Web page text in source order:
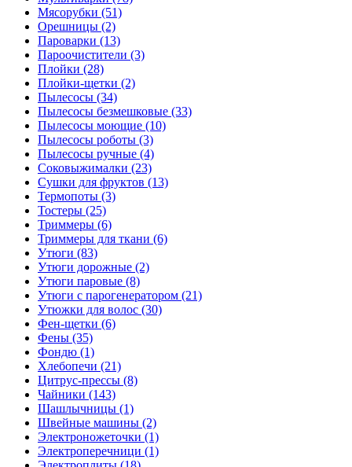
Мясорубки (51)
Орешницы (2)
Пароварки (13)
Пароочистители (3)
Плойки (28)
Плойки-щетки (2)
Пылесосы (34)
Пылесосы безмешковые (33)
Пылесосы моющие (10)
Пылесосы роботы (3)
Пылесосы ручные (4)
Соковыжималки (23)
Сушки для фруктов (13)
Термопоты (3)
Тостеры (25)
Триммеры (6)
Триммеры для ткани (6)
Утюги (83)
Утюги дорожные (2)
Утюги паровые (8)
Утюги с парогенератором (21)
Утюжки для волос (30)
Фен-щетки (6)
Фены (35)
Фондю (1)
Хлебопечи (21)
Цитрус-прессы (8)
Чайники (143)
Шашлычницы (1)
Швейные машины (2)
Электроножеточки (1)
Электроперечници (1)